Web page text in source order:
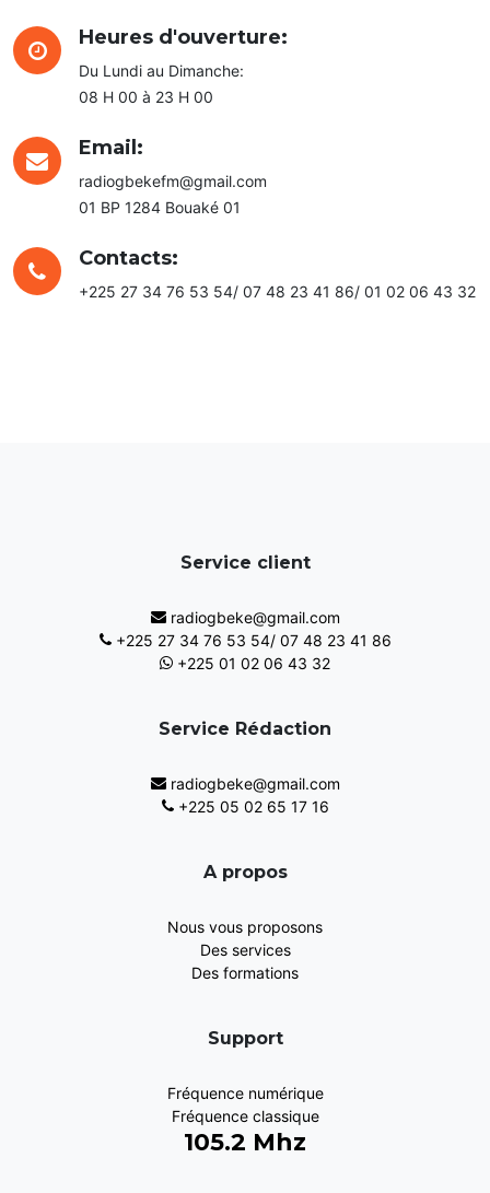
Heures d'ouverture:
Du Lundi au Dimanche:
08 H 00 à 23 H 00
Email:
radiogbekefm@gmail.com
01 BP 1284 Bouaké 01
Contacts:
+225 27 34 76 53 54/ 07 48 23 41 86/ 01 02 06 43 32
Service client
radiogbeke@gmail.com
+225 27 34 76 53 54/ 07 48 23 41 86
+225 01 02 06 43 32
Service Rédaction
radiogbeke@gmail.com
+225 05 02 65 17 16
A propos
Nous vous proposons
Des services
Des formations
Support
Fréquence numérique
Fréquence classique
105.2 Mhz